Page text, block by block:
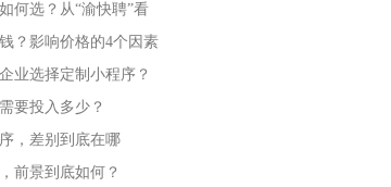
何选？从“渝快聘”看
？影响价格的4个因素
业选择定制小程序？
要投入多少？
，差别到底在哪
前景到底如何？